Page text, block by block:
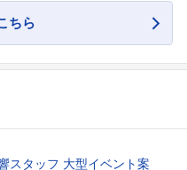
ちら
スタッフ 大型イベント案